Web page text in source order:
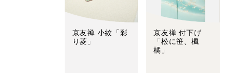
京友禅 小紋「彩
り菱」
京友禅 付下げ
「松に笹、楓
橘」